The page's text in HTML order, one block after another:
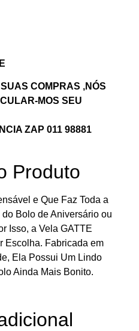
COMPRAS ,NÓS
MOS SEU
ZAP 011 98881
Produto
e Que Faz Toda a
Bolo de Aniversário ou
Isso, a Vela GATTE
Escolha. Fabricada em
Ela Possui Um Lindo
Ainda Mais Bonito.